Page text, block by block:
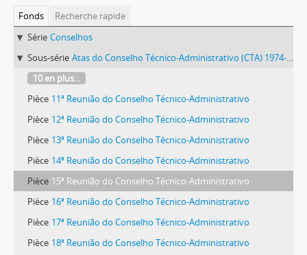
Fonds
Recherche rapide
Série Conselhos
Sous-série Atas do Conselho Técnico-Administrativo (CTA) 1974-1981
10 en plus...
Pièce 11ª Reunião do Conselho Técnico-Administrativo
Pièce 12ª Reunião do Conselho Técnico-Administrativo
Pièce 13ª Reunião do Conselho Técnico-Administrativo
Pièce 14ª Reunião do Conselho Técnico-Administrativo
Pièce 15ª Reunião do Conselho Técnico-Administrativo
Pièce 16ª Reunião do Conselho Técnico-Administrativo
Pièce 17ª Reunião do Conselho Técnico-Administrativo
Pièce 18ª Reunião do Conselho Técnico-Administrativo